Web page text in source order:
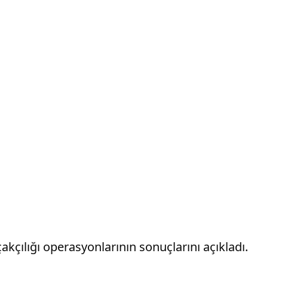
operasyonlarının sonuçlarını açıkladı.